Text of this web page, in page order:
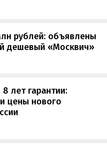
рублей: объявлены
дешевый «Москвич»
лет гарантии:
цены нового